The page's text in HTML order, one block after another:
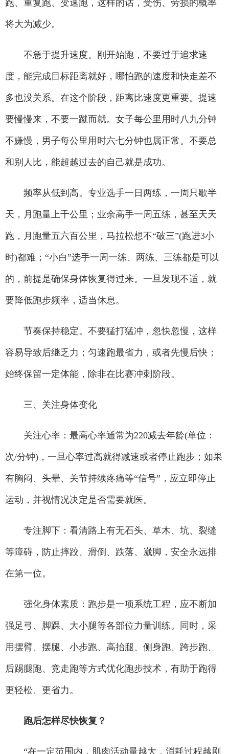
跑、重复跑、变速跑，这样的话，受伤、劳损的概率
将大为减少。
不急于提升速度。刚开始跑，不要过于追求速
度，能完成目标距离就好，哪怕跑的速度和快走差不
多也没关系。在这个阶段，距离比速度更重要。提速
要慢慢来，不要一蹴而就。女子每公里用时八九分钟
不嫌慢，男子每公里用时六七分钟也属正常。不要总
和别人比，能超越过去的自己就是成功。
频率从低到高。专业选手一日两练，一周只歇半
天，月跑量上千公里；业余高手一周五练，甚至天天
跑，月跑量五六百公里，马拉松想不“破三”(跑进3小
时)都难；“小白”选手一周一练、两练、三练都是可以
的，前提是确保身体恢复得过来。一旦发现不适，就
要降低跑步频率，适当休息。
节奏保持稳定。不要猛打猛冲，忽快忽慢，这样
容易导致后继乏力；匀速跑最省力，或者先慢后快；
始终保留一定体能，除非在比赛冲刺阶段。
三、关注身体变化
关注心率：最高心率通常为220减去年龄(单位：
次/分钟)，一旦心率过高就得减速或者停止跑步；如果
有胸闷、头晕、关节持续疼痛等“信号”，应立即停止
运动，并视情况决定是否需要就医。
专注脚下：看清路上有无石头、草木、坑、裂缝
等障碍，防止摔跤、滑倒、跌落、崴脚，安全永远排
在第一位。
强化身体素质：跑步是一项系统工程，应不断加
强足弓、脚踝、大小腿等各部位力量训练。同时，采
用摆臂、摆腿、小步跑、高抬腿、侧身跑、跨步跑、
后踢腿跑、竞走跑等方式优化跑步技术，有助于跑得
更轻松、更省力。
跑后怎样尽快恢复？
“在一定范围内，肌肉活动量越大，消耗过程越剧